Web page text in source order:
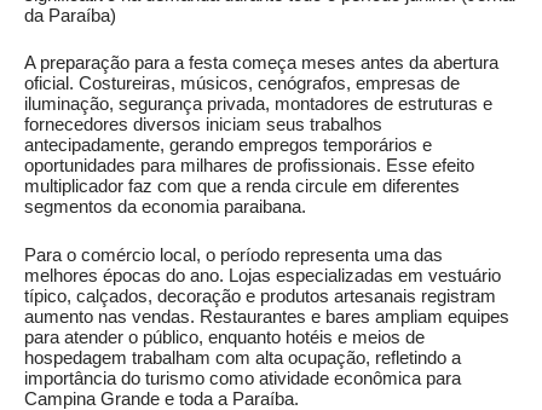
da Paraíba)
A preparação para a festa começa meses antes da abertura
oficial. Costureiras, músicos, cenógrafos, empresas de
iluminação, segurança privada, montadores de estruturas e
fornecedores diversos iniciam seus trabalhos
antecipadamente, gerando empregos temporários e
oportunidades para milhares de profissionais. Esse efeito
multiplicador faz com que a renda circule em diferentes
segmentos da economia paraibana.
Para o comércio local, o período representa uma das
melhores épocas do ano. Lojas especializadas em vestuário
típico, calçados, decoração e produtos artesanais registram
aumento nas vendas. Restaurantes e bares ampliam equipes
para atender o público, enquanto hotéis e meios de
hospedagem trabalham com alta ocupação, refletindo a
importância do turismo como atividade econômica para
Campina Grande e toda a Paraíba.